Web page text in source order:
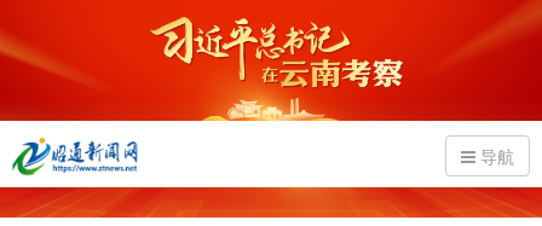
导航